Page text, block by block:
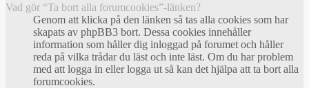
Vad gör “Ta bort alla forumcookies”-länken?
Genom att klicka på den länken så tas alla cookies som har
skapats av phpBB3 bort. Dessa cookies innehåller
information som håller dig inloggad på forumet och håller
reda på vilka trådar du läst och inte läst. Om du har problem
med att logga in eller logga ut så kan det hjälpa att ta bort alla
forumcookies.